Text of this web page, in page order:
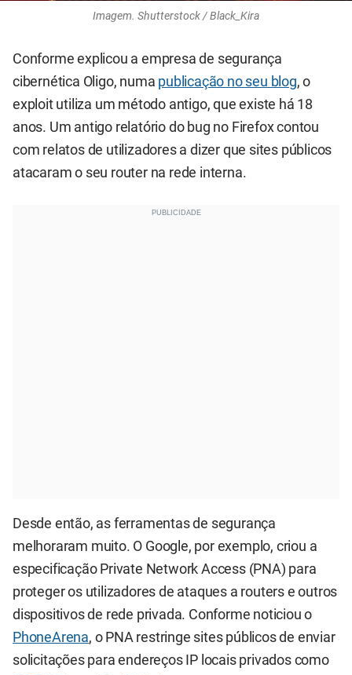
Imagem. Shutterstock / Black_Kira
Conforme explicou a empresa de segurança
cibernética Oligo, numa publicação no seu blog, o
exploit utiliza um método antigo, que existe há 18
anos. Um antigo relatório do bug no Firefox contou
com relatos de utilizadores a dizer que sites públicos
atacaram o seu router na rede interna.
Desde então, as ferramentas de segurança
melhoraram muito. O Google, por exemplo, criou a
especificação Private Network Access (PNA) para
proteger os utilizadores de ataques a routers e outros
dispositivos de rede privada. Conforme noticiou o
PhoneArena, o PNA restringe sites públicos de enviar
solicitações para endereços IP locais privados como